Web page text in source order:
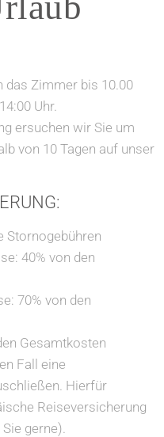
das Zimmer bis 10.00
Uhr.
ersuchen wir Sie um
von 10 Tagen auf unser
Stornogebühren
40% von den
70% von den
Gesamtkosten
Fall eine
Hierfür
Reiseversicherung
gerne).